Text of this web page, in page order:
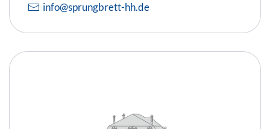
info@sprungbrett-hh.de